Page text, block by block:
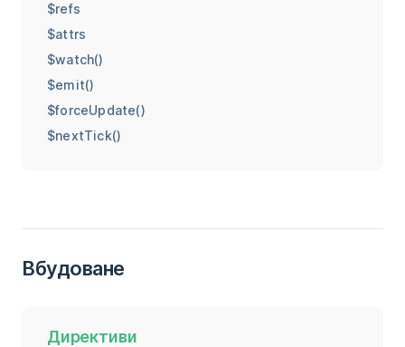
$refs
$attrs
$watch()
$emit()
$forceUpdate()
$nextTick()
Вбудоване
Директиви